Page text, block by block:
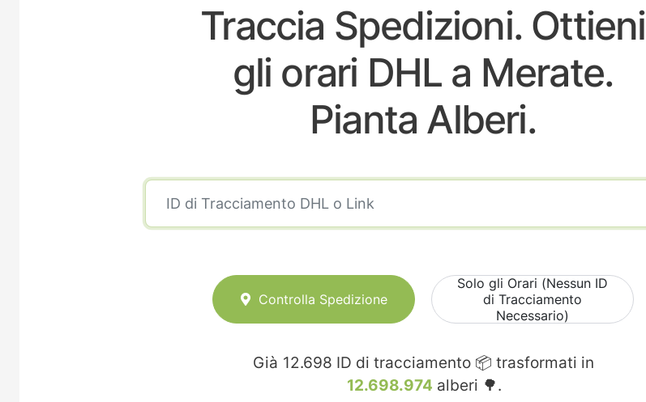
Traccia Spedizioni. Ottieni
gli orari DHL a Merate.
Pianta Alberi.
Controlla Spedizione
Solo gli Orari (Nessun ID
di Tracciamento
Necessario)
Già 12.698 ID di tracciamento 📦 trasformati in
12.698.974 alberi 🌳.